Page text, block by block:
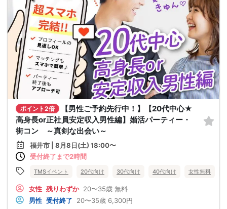
ポイント2倍
【男性ご予約先行中！】【20代中心★
高身長or正社員安定収入男性編】婚活パーティー・
街コン ～真剣な出会い～
福井市 | 8月8日(土) 18:00〜
受付終了まで2時間
TMSイベント 20代向け 30代向け 40代向け 女性無料
女性 残りわずか 20〜35歳 無料
男性 受付終了 20〜35歳 6,300円